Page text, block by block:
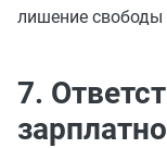
лишение свободы
7.